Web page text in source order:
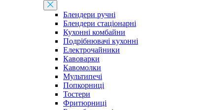
Блендери ручні
Блендери стаціонарні
Кухонні комбайни
Подрібнювачі кухонні
Електрочайники
Кавоварки
Кавомолки
Мультипечі
Попкорниці
Тостери
Фритюрниці